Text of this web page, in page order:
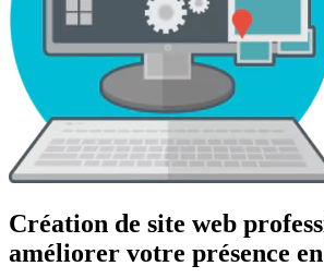
Création de site web
améliorer votre présence